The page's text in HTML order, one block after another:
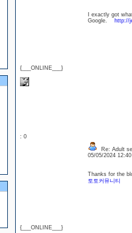
{___ONLINE___}
I exactly got
Google.
http://
: 0
{___ONLINE___}
Re: Adult
05/05/2024
Thanks for the
토토커뮤니티